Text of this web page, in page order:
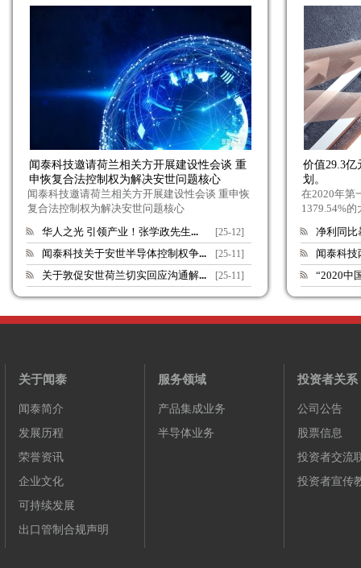
闻泰科技邀请荷兰相关方开展建设性会谈 重
申恢复合法控制权为解决安世问题核心
闻泰科技邀请荷兰相关方开展建设性会谈 重申恢
复合法控制权为解决安世问题核心
华人之光 引领产业！张学政先生... [25-12]
闻泰科技关于安世半导体控制权争... [25-11]
关于敦促安世荷兰切实回应沟通解... [25-11]
价值29.3
划。
在2020年第
1379.54%
净利同比
闻泰科
“2020中
关于闻泰
闻泰简介
发展历程
荣誉资讯
企业文化
可持续发展
出口管制合规声明
服务领域
产品集成业务
半导体业务
投资者关系
公司公告
股票信息
投资者交流
投资者宣传